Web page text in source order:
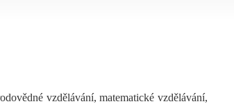
vzdělávání, matematické vzdělávání,